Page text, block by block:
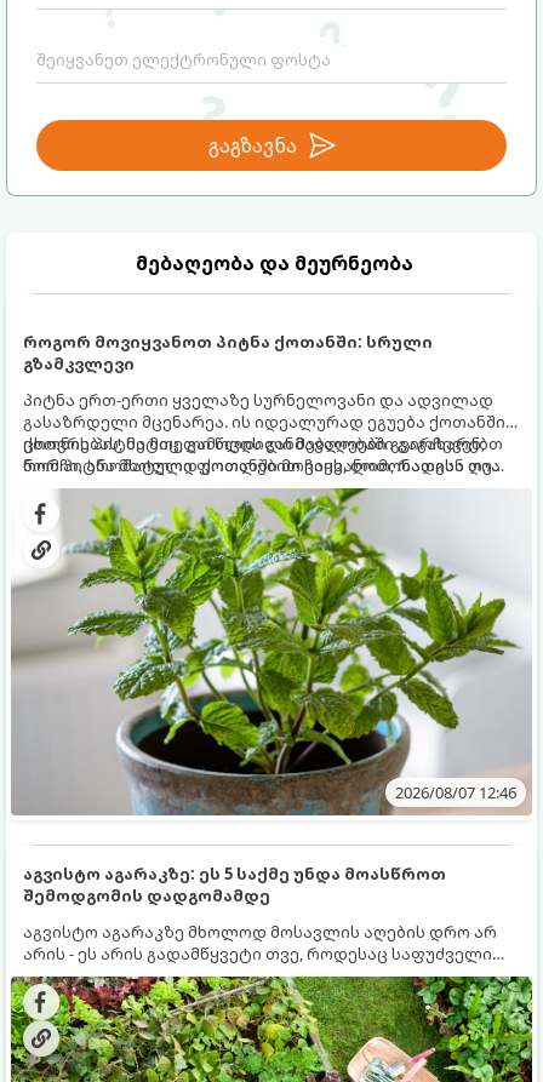
გაგზავნა
მებაღეობა და მეურნეობა
როგორ მოვიყვანოთ პიტნა ქოთანში: სრული
გზამკვლევი
პიტნა ერთ-ერთი ყველაზე სურნელოვანი და ადვილად
გასაზრდელი მცენარეა. ის იდეალურად ეგუება ქოთანში
ცხოვრებას, მეტიც, გამოცდილი მებაღეები გვირჩევენ,
რომ პიტნა მხოლოდ ქოთანში მოვიყვანოთ, რადგან ღია
გრუნტში (ბაღში) დარგვისას ის ფესვებით ძალიან
სწრაფად ვრცელდება და სხვა მცენარეებს ავიწროებს.
ქოთნის პიტნა მთელი წლის განმავლობაში გაგახარებთ
ნორჩი, არომატული ფოთლებით ჩაის, ლიმონათისა თუ
კერძებისთვის.
2026/08/07 12:46
აგვისტო აგარაკზე: ეს 5 საქმე უნდა მოასწროთ
შემოდგომის დადგომამდე
აგვისტო აგარაკზე მხოლოდ მოსავლის აღების დრო არ
არის - ეს არის გადამწყვეტი თვე, როდესაც საფუძველი
ეყრება მომავალი წლის მოსავალს და ბაღი მზადდება
შემოდგომა-ზამთრის სეზონისთვის. იმისათვის, რომ
ნიადაგმა ენერგია აღიდგინოს, ხოლო მცენარეებმა
ზამთარს გაუძლონ, აგვისტოს ბოლომდე 5
მნიშვნელოვანი საქმის გაკეთება უნდა მოასწროთ: